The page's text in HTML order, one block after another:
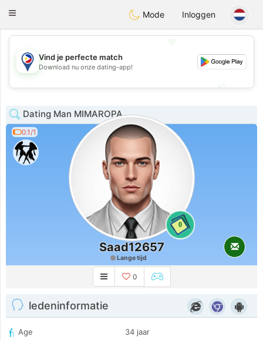
PhilippinesChat
Toggle
Mode Inloggen
💖
Vind je perfecte match
Download nu onze dating-app!
Dating Man MIMAROPA
0.1/1
0
Saad12657
Lange tijd
0
ledeninformatie
Age
34 jaar